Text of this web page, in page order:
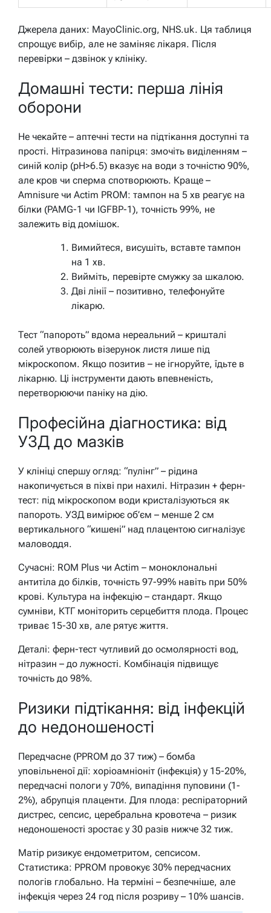
Джерела даних: MayoClinic.org, NHS.uk. Ця таблиця
спрощує вибір, але не заміняє лікаря. Після
перевірки – дзвінок у клініку.
Домашні тести: перша лінія
оборони
Не чекайте – аптечні тести на підтікання доступні та
прості. Нітразинова папірця: змочіть виділенням –
синій колір (pH>6.5) вказує на води з точністю 90%,
але кров чи сперма спотворюють. Краще –
Amnisure чи Actim PROM: тампон на 5 хв реагує на
білки (PAMG-1 чи IGFBP-1), точність 99%, не
залежить від домішок.
Вимийтеся, висушіть, вставте тампон
на 1 хв.
Вийміть, перевірте смужку за шкалою.
Дві лінії – позитивно, телефонуйте
лікарю.
Тест “папороть” вдома нереальний – кришталі
солей утворюють візерунок листя лише під
мікроскопом. Якщо позитив – не ігноруйте, їдьте в
лікарню. Ці інструменти дають впевненість,
перетворюючи паніку на дію.
Професійна діагностика: від
УЗД до мазків
У клініці спершу огляд: “пулінг” – рідина
накопичується в піхві при нахилі. Нітразин + ферн-
тест: під мікроскопом води кристалізуються як
папороть. УЗД вимірює об’єм – менше 2 см
вертикального “кишені” над плацентою сигналізує
маловоддя.
Сучасні: ROM Plus чи Actim – моноклональні
антитіла до білків, точність 97-99% навіть при 50%
крові. Культура на інфекцію – стандарт. Якщо
сумніви, КТГ моніторить серцебиття плода. Процес
триває 15-30 хв, але рятує життя.
Деталі: ферн-тест чутливий до осмолярності вод,
нітразин – до лужності. Комбінація підвищує
точність до 98%.
Ризики підтікання: від інфекцій
до недоношеності
Передчасне (PPROM до 37 тиж) – бомба
уповільненої дії: хоріоамніоніт (інфекція) у 15-20%,
передчасні пологи у 70%, випадіння пуповини (1-
2%), абрупція плаценти. Для плода: респіраторний
дистрес, сепсис, церебральна кровотеча – ризик
недоношеності зростає у 30 разів нижче 32 тиж.
Матір ризикує ендометритом, сепсисом.
Статистика: PPROM провокує 30% передчасних
пологів глобально. На терміні – безпечніше, але
інфекція через 24 год після розриву – 10% шансів.